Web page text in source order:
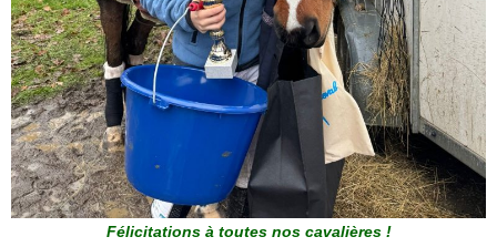
Félicitations à toutes nos cavalières !